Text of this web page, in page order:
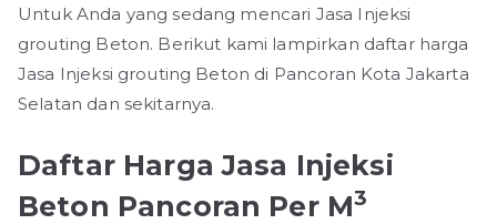
Untuk Anda yang sedang mencari Jasa Injeksi
grouting Beton. Berikut kami lampirkan daftar harga
Jasa Injeksi grouting Beton di Pancoran Kota Jakarta
Selatan dan sekitarnya.
Daftar Harga Jasa Injeksi
Beton Pancoran Per M3